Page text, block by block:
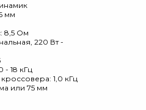
мм
8,5 Ом
220 Вт -
- 18 кГц
1,0 кГц
или 75 мм